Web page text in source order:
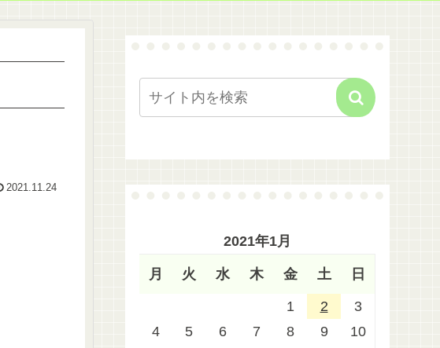
2021.11.24
2021年1月
月 火 水 木 金 土 日
1 2
3
4
5 6 7 8 9
10